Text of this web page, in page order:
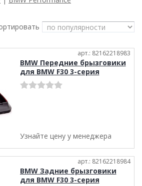
арт.: 82162218983
BMW Передние брызговики
для BMW F30 3-серия
Узнайте цену у менеджера
арт.: 82162218984
BMW Задние брызговики
для BMW F30 3-серия